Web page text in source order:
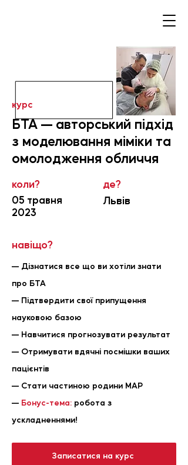
БТА — авторський підхід
з моделювання міміки та
омолодження обличчя
Записатися на курс
курс
коли?
05 травня
2023
де?
Львів
навіщо?
— Дізнатися все що ви хотіли знати
про БТА
— Підтвердити свої припущення
науковою базою
— Навчитися прогнозувати результат
— Отримувати вдячні посмішки ваших
пацієнтів
— Стати частиною родини МАР
— Бонус-тема: робота з
ускладненнями!